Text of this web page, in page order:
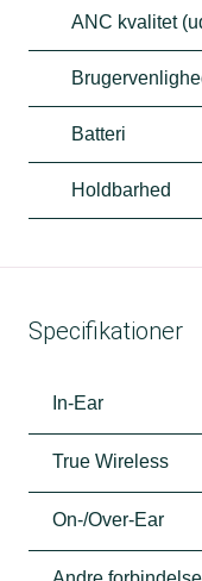
ANC kvalitet
Batteri
Holdbarhed
Specifikationer
In-Ear
True Wireless
On-/Over-Ear